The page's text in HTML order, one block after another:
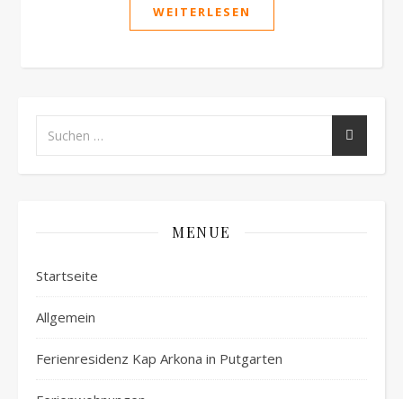
WEITERLESEN
MENUE
Startseite
Allgemein
Ferienresidenz Kap Arkona in Putgarten